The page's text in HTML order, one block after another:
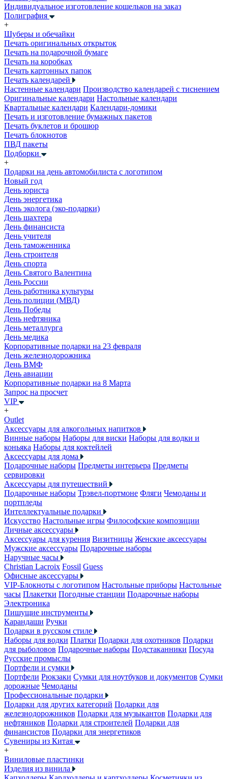
Индивидуальное изготовление кошельков на заказ
Полиграфия
+
Шуберы и обечайки
Печать оригинальных открыток
Печать на подарочной бумаге
Печать на коробках
Печать картонных папок
Печать календарей
Настенные календари Производство календарей с тиснением
Оригинальные календари Настольные календари
Квартальные календари Календари-домики
Печать и изготовление бумажных пакетов
Печать буклетов и брошюр
Печать блокнотов
ПВД пакеты
Подборки
+
Подарки на день автомобилиста с логотипом
Новый год
День юриста
День энергетика
День эколога (эко-подарки)
День шахтера
День финансиста
День учителя
День таможенника
День строителя
День спорта
День Святого Валентина
День России
День работника культуры
День полиции (МВД)
День Победы
День нефтяника
День металлурга
День медика
Корпоративные подарки на 23 февраля
День железнодорожника
День ВМФ
День авиации
Корпоративные подарки на 8 Марта
Запрос на просчет
VIP
+
Outlet
Аксессуары для алкогольных напитков
Винные наборы Наборы для виски Наборы для водки и
коньяка Наборы для коктейлей
Аксессуары для дома
Подарочные наборы Предметы интерьера Предметы
сервировки
Аксессуары для путешествий
Подарочные наборы Трэвел-портмоне Фляги Чемоданы и
портпледы
Интеллектуальные подарки
Искусство Настольные игры Философские композиции
Личные аксессуары
Аксессуары для курения Визитницы Женские аксессуары
Мужские аксессуары Подарочные наборы
Наручные часы
Christian Lacroix Fossil Guess
Офисные аксессуары
VIP-Блокноты с логотипом Настольные приборы Настольные
часы Плакетки Погодные станции Подарочные наборы
Электроника
Пишущие инструменты
Карандаши Ручки
Подарки в русском стиле
Наборы для водки Платки Подарки для охотников Подарки
для рыболовов Подарочные наборы Подстаканники Посуда
Русские промыслы
Портфели и сумки
Портфели Рюкзаки Сумки для ноутбуков и документов Сумки
дорожные Чемоданы
Профессиональные подарки
Подарки для других категорий Подарки для
железнодорожников Подарки для музыкантов Подарки для
нефтяников Подарки для строителей Подарки для
финансистов Подарки для энергетиков
Сувениры из Китая
+
Виниловые пластинки
Изделия из винила